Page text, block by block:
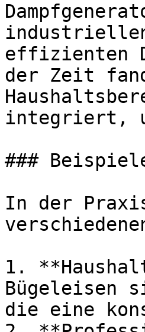
effizienten
der Zeit
integriert,
###
In der
1.
Bügeleisen
die eine